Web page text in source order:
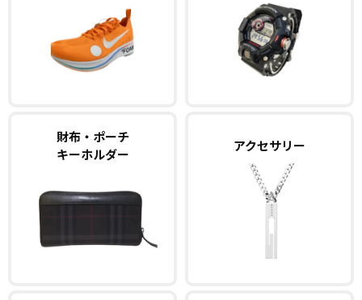
財布・ポーチ
キーホルダー
アクセサリー